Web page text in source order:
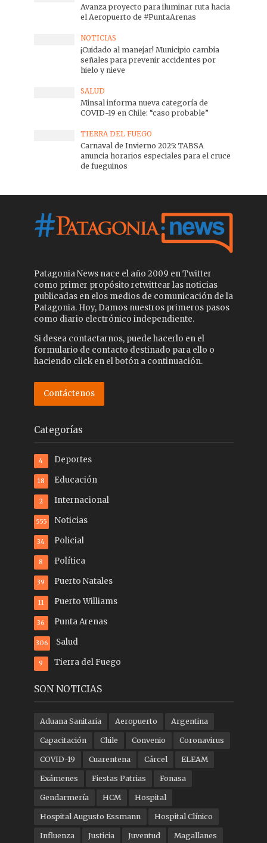
Avanza proyecto para iluminar ruta hacia
el Aeropuerto de #PuntaArenas
NOTICIAS
¡Cuidado al manejar! Municipio cambia
señales para prevenir accidentes por
hielo y nieve
SALUD
Minsal informa nueva categoría de
COVID-19 en Chile: “caso probable”
TIERRA DEL FUEGO
Carnaval de Invierno 2025: TABSA
anuncia horarios especiales para el cruce
de fueguinos
Patagonia News nace el año 2009 en Twitter
como primer propósito retwittear las noticias
publicadas en elos medios de comunicación de la
Patagonia. Hoy, Damos nuestros primeros pasos
como diario electrónico independiente.
Si desea contactarnos, puede hacerlo en el
formulario de contacto destinado para ello o
haciendo click en el botón a continuación.
Contáctenos
Categorías
Deportes
4
Educación
18
Internacional
2
Noticias
555
Policial
34
Política
8
Puerto Natales
39
Puerto Williams
11
Punta Arenas
36
Salud
306
Tierra del Fuego
9
SON NOTICIAS
Aduana Sanitaria Aeropuerto Argentina
Capacitación Chile Convenio Coronavirus
COVID-19 Cuarentena Cárcel ELEAM
Exámenes Fiestas Patrias Fonasa
Gendarmería HCM Hospital
Hospital Augusto Essmann Hospital Clínico
Influenza Justicia Juventud Magallanes